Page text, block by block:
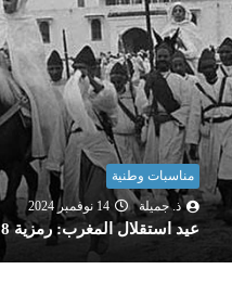
مناسبات وطنية
ذ. جميلة
14 نوفمبر 2024
عيد استقلال المغرب: رمزية 18 نوفمبر في الذاكرة الوطنية